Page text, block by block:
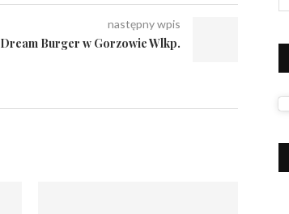
następny wpis
Dream Burger w Gorzowie Wlkp.